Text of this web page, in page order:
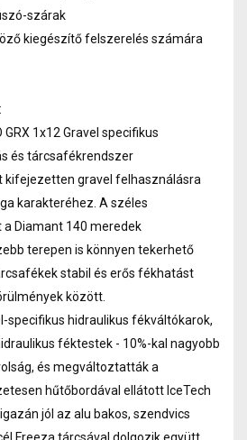
szárak
kiegészítő felszerelés számára
GRX 1x12 Gravel specifikus
és tárcsafékrendszer
kifejezetten gravel felhasználásra
karakteréhez. A széles
Diamant 140 meredek
terepen is könnyen tekerhető
stabil és erős fékhatást
között.
specifikus hidraulikus fékváltókarok,
féktestek - 10%-kal nagyobb
és megváltoztatták a
hűtőbordával ellátott IceTech
jól az alu bakos, szendvics
Freeza tárcsával dolgozik együtt.